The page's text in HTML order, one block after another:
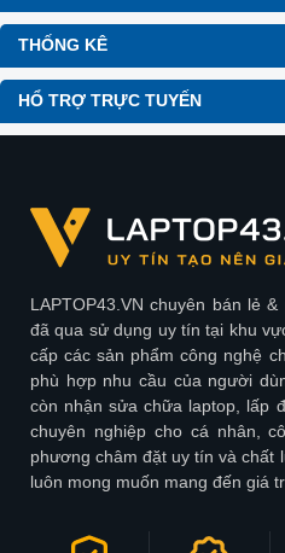
THỐNG KÊ
HỔ TRỢ TRỰC TUYẾN
LAPTOP43.VN chuyên bán lẻ
đã qua sử dụng uy tín tại khu
cấp các sản phẩm công nghệ
phù hợp nhu cầu của người
còn nhận sửa chữa laptop, lấp
chuyên nghiệp cho cá nhân,
phương châm đặt uy tín và chất
luôn mong muốn mang đến giá